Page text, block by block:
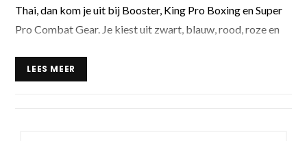
Thai, dan kom je uit bij Booster, King Pro Boxing en Super
Pro Combat Gear. Je kiest uit zwart, blauw, rood, roze en
enkel sluiten.
LEES MEER